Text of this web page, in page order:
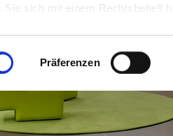
Sie sich mit einem Rechtsbehelf
entnehmen. Die von Ihnen
für die Zukunft angepasst oder
Präferenzen